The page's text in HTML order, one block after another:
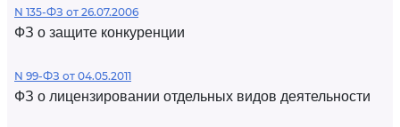
N 135-ФЗ от 26.07.2006
ФЗ о защите конкуренции
N 99-ФЗ от 04.05.2011
ФЗ о лицензировании отдельных видов деятельности